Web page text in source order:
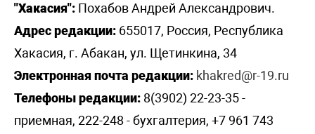
"Хакасия": Похабов Андрей Александрович.
Адрес редакции: 655017, Россия, Республика
Хакасия, г. Абакан, ул. Щетинкина, 34
Электронная почта редакции: khakred@r-19.ru
Телефоны редакции: 8(3902) 22-23-35 -
приемная, 222-248 - бухгалтерия, +7 961 743